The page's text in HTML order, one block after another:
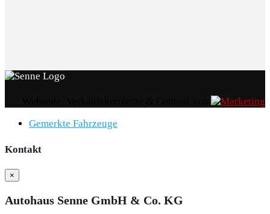
Gemerkte Fahrzeuge
Kontakt
×
Autohaus Senne GmbH & Co. KG